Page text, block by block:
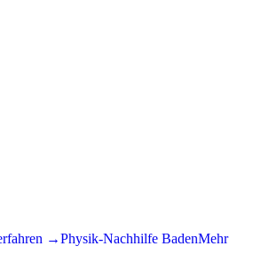
→Physik-Nachhilfe BadenMehr